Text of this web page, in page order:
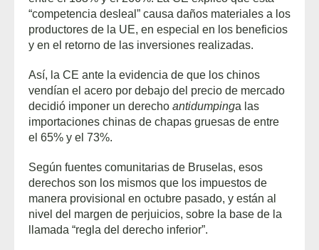
“competencia desleal” causa daños materiales a los
productores de la UE, en especial en los beneficios
y en el retorno de las inversiones realizadas.
Así, la CE ante la evidencia de que los chinos
vendían el acero por debajo del precio de mercado
decidió imponer un derecho antidumpinga las
importaciones chinas de chapas gruesas de entre
el 65% y el 73%.
Según fuentes comunitarias de Bruselas, esos
derechos son los mismos que los impuestos de
manera provisional en octubre pasado, y están al
nivel del margen de perjuicios, sobre la base de la
llamada “regla del derecho inferior”.